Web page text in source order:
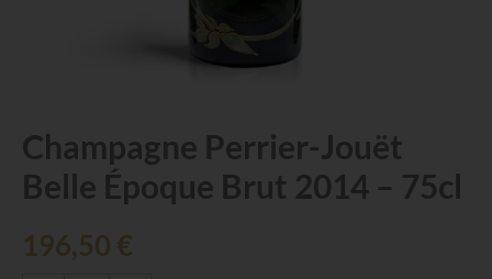
Champagne Perrier-Jouët
Belle Époque Brut 2014 – 75cl
196,50 €
Quantidade
de
Champagne
Perrier-
Belle